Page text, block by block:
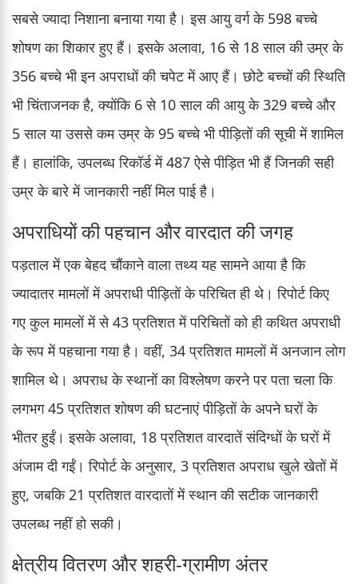
सबसे ज्यादा निशाना बनाया गया है। इस आयु वर्ग के 598 बच्चे
शोषण का शिकार हुए हैं। इसके अलावा, 16 से 18 साल की उम्र के
356 बच्चे भी इन अपराधों की चपेट में आए हैं। छोटे बच्चों की स्थिति
भी चिंताजनक है, क्योंकि 6 से 10 साल की आयु के 329 बच्चे और
5 साल या उससे कम उम्र के 95 बच्चे भी पीड़ितों की सूची में शामिल
हैं। हालांकि, उपलब्ध रिकॉर्ड में 487 ऐसे पीड़ित भी हैं जिनकी सही
उम्र के बारे में जानकारी नहीं मिल पाई है।
अपराधियों की पहचान और वारदात की जगह
पड़ताल में एक बेहद चौंकाने वाला तथ्य यह सामने आया है कि
ज्यादातर मामलों में अपराधी पीड़ितों के परिचित ही थे। रिपोर्ट किए
गए कुल मामलों में से 43 प्रतिशत में परिचितों को ही कथित अपराधी
के रूप में पहचाना गया है। वहीं, 34 प्रतिशत मामलों में अनजान लोग
शामिल थे। अपराध के स्थानों का विश्लेषण करने पर पता चला कि
लगभग 45 प्रतिशत शोषण की घटनाएं पीड़ितों के अपने घरों के
भीतर हुईं। इसके अलावा, 18 प्रतिशत वारदातें संदिग्धों के घरों में
अंजाम दी गईं। रिपोर्ट के अनुसार, 3 प्रतिशत अपराध खुले खेतों में
हुए, जबकि 21 प्रतिशत वारदातों में स्थान की सटीक जानकारी
उपलब्ध नहीं हो सकी।
क्षेत्रीय वितरण और शहरी-ग्रामीण अंतर